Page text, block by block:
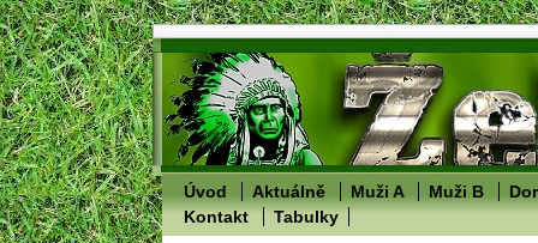
Úvod Aktuálně Muži A Muži B
Kontakt
Tabulky